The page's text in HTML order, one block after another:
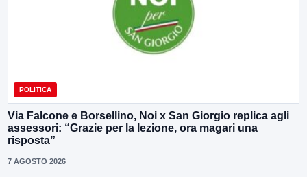
POLITICA
Via Falcone e Borsellino, Noi x San Giorgio replica agli
assessori: “Grazie per la lezione, ora magari una
risposta”
7 AGOSTO 2026